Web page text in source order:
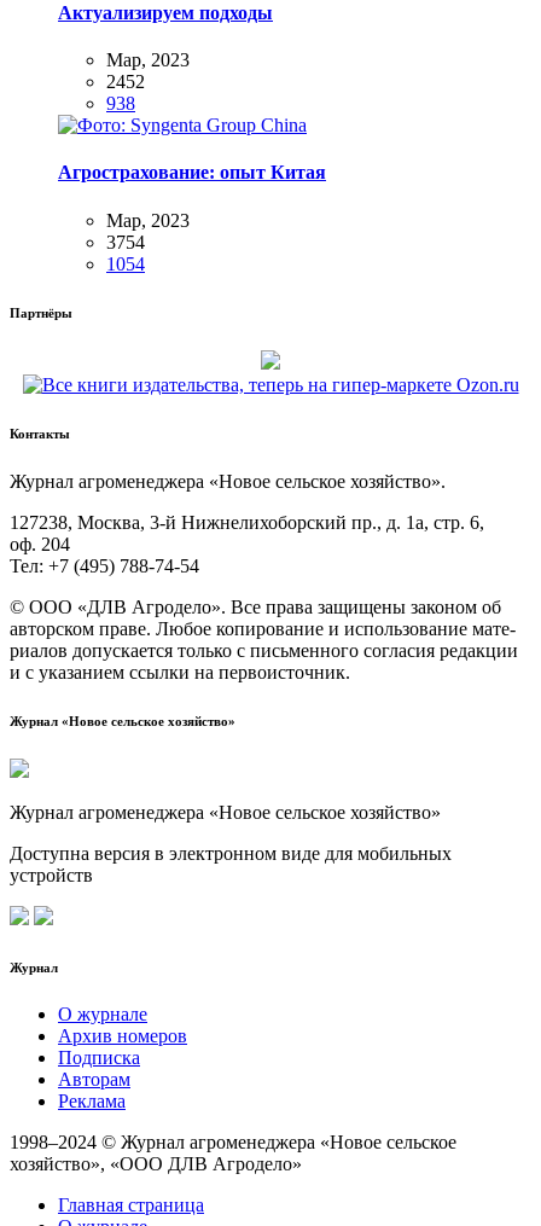
Актуализируем подходы
Мар, 2023
2452
938
Агрострахование: опыт Китая
Мар, 2023
3754
1054
Партнёры
Контакты
Жур­нал агро­ме­не­дже­ра «Новое сель­ское хозяйство».
127238, Москва, 3‑й Ниж­не­ли­хо­бор­ский пр., д. 1а, стр. 6,
оф. 204
Тел: +7 (495) 788‑74‑54
© ООО «ДЛВ Агро­де­ло». Все пра­ва защи­ще­ны зако­ном об
автор­ском пра­ве. Любое копи­ро­ва­ние и исполь­зо­ва­ние мате­
ри­а­лов допус­ка­ет­ся толь­ко с пись­мен­но­го согла­сия редак­ции
и с ука­за­ни­ем ссыл­ки на первоисточник.
Журнал «Новое сельское хозяйство»
Журнал агроменеджера «Новое сельское хозяйство»
Доступна версия в электронном виде для мобильных
устройств
Журнал
О журнале
Архив номеров
Подписка
Авторам
Реклама
1998–2024 © Журнал агроменеджера «Новое сельское
хозяйство», «ООО ДЛВ Агродело»
Главная страница